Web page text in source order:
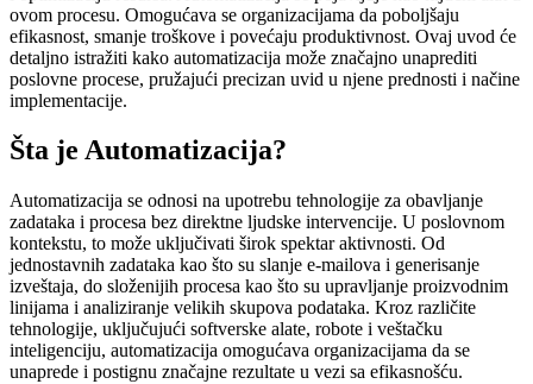
ovom procesu. Omogućava se organizacijama da poboljšaju
efikasnost, smanje troškove i povećaju produktivnost. Ovaj uvod će
detaljno istražiti kako automatizacija može značajno unaprediti
poslovne procese, pružajući precizan uvid u njene prednosti i načine
implementacije.
Šta je Automatizacija?
Automatizacija se odnosi na upotrebu tehnologije za obavljanje
zadataka i procesa bez direktne ljudske intervencije. U poslovnom
kontekstu, to može uključivati širok spektar aktivnosti. Od
jednostavnih zadataka kao što su slanje e-mailova i generisanje
izveštaja, do složenijih procesa kao što su upravljanje proizvodnim
linijama i analiziranje velikih skupova podataka. Kroz različite
tehnologije, uključujući softverske alate, robote i veštačku
inteligenciju, automatizacija omogućava organizacijama da se
unaprede i postignu značajne rezultate u vezi sa efikasnošću.